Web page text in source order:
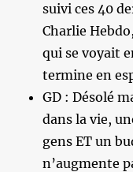
suivi ces 40
Charlie
qui se voyait
termine en
GD : Désolé
dans la vie,
gens ET un
n’augmente